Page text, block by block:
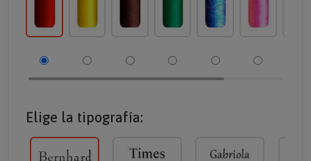
Elige la tipografía: